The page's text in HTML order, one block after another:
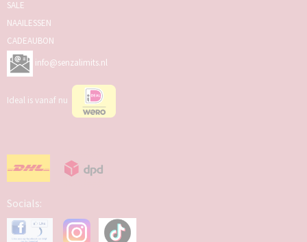
SALE
NAAILESSEN
CADEAUBON
info@senzalimits.nl
Ideal is vanaf nu
Socials: